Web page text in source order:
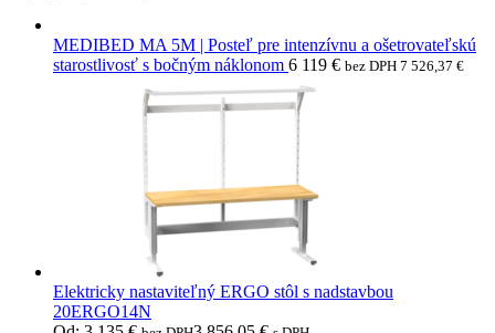
MEDIBED MA 5M | Posteľ pre intenzívnu a ošetrovateľskú
starostlivosť s bočným náklonom 6 119 € bez DPH 7 526,37 €
Elektricky nastaviteľný ERGO stôl s nadstavbou
20ERGO14N